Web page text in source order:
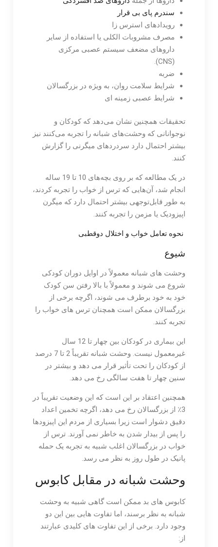
سندرم پای بی قرار
رویدادهای استرس زا
مصرف مشروبات الکلی یا استفاده از سایر
داروهای مضعف سیستم عصبی مرکزی
(CNS).
ضربه
شرایط سلامت روان، به ویژه در بزرگسالان
شرایط عصبی زمینه ای
تحقیقات همچنین نشان می‌دهد که کودکان و
نوجوانانی که وحشت‌های شبانه را تجربه می‌کنند نیز
بیشتر احتمال دارد سردردهای میگرنی را گزارش
کنند.
در یک مطالعه که بر روی بچه‌های 10 تا 19 ساله
انجام شد، آن‌هایی که ترس از خواب را تجربه کردند،
به طور قابل‌توجهی بیشتر احتمال دارد که میگرن
اپیزودیک یا مزمن را تجربه کنند.
نحوه تعامل خواب و اختلال دوقطبی
شیوع
وحشت های شبانه معمولاً در اوایل دوران کودکی
شروع می شوند و معمولاً با بالا رفتن سن کودک
خود به خود برطرف می شوند، اگرچه برخی از
بزرگسالان ممکن است همچنان ترس های خواب را
تجربه کنند.
این بیماری در کودکان بین چهار تا 12 سال
غیرمعمول نیست. وحشت شبانه تقریباً 2 تا 7 درصد
از کودکان را تحت تأثیر قرار می دهد و بیشتر در
سنین چهار تا هفت سالگی رخ می دهد.
همچنین اعتقاد بر این است که این وضعیت تقریباً در
3٪ از بزرگسالان رخ می دهد، اگرچه تخمین اعداد
دقیق دشوار است زیرا بسیاری از مردم این اپیزودها
را پس از بیدار شدن به خاطر نمی آورند. ترس از
خواب در بزرگسالان اغلب شبیه به تجربه یک حمله
پانیک در طول روز به نظر می رسد.
وحشت شبانه در مقابل کابوس
کابوس های بد ممکن است گاهی شبیه به وحشت
شبانه به نظر برسند، اما تفاوت هایی بین این دو
وجود دارد. برخی از این تفاوت های کلیدی عبارتند
از: